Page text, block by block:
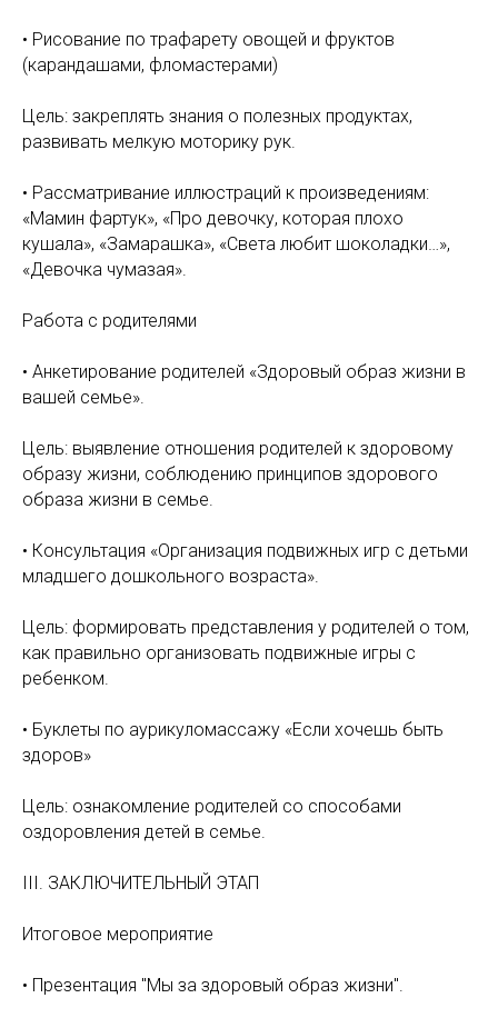
• Рисование по трафарету овощей и фруктов
(карандашами, фломастерами)
Цель: закреплять знания о полезных продуктах,
развивать мелкую моторику рук.
• Рассматривание иллюстраций к произведениям:
«Мамин фартук», «Про девочку, которая плохо
кушала», «Замарашка», «Света любит шоколадки…»,
«Девочка чумазая».
Работа с родителями
• Анкетирование родителей «Здоровый образ жизни в
вашей семье».
Цель: выявление отношения родителей к здоровому
образу жизни, соблюдению принципов здорового
образа жизни в семье.
• Консультация «Организация подвижных игр с детьми
младшего дошкольного возраста».
Цель: формировать представления у родителей о том,
как правильно организовать подвижные игры с
ребенком.
• Буклеты по аурикуломассажу «Если хочешь быть
здоров»
Цель: ознакомление родителей со способами
оздоровления детей в семье.
III. ЗАКЛЮЧИТЕЛЬНЫЙ ЭТАП
Итоговое мероприятие
• Презентация "Мы за здоровый образ жизни".